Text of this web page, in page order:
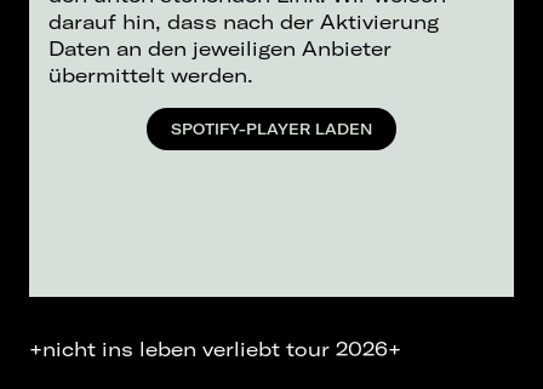
darauf hin, dass nach der Aktivierung
Daten an den jeweiligen Anbieter
übermittelt werden.
SPOTIFY-PLAYER LADEN
+nicht ins leben verliebt tour 2026+